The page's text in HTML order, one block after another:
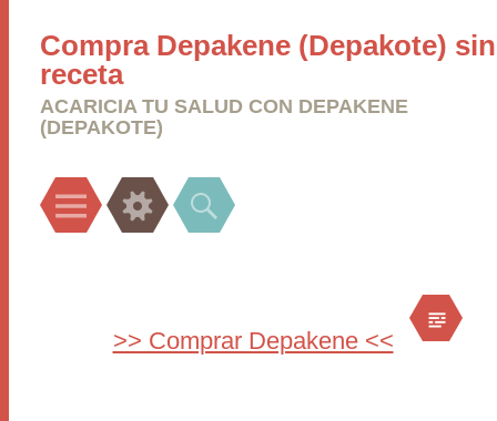
Compra Depakene (Depakote) sin
receta
ACARICIA TU SALUD CON DEPAKENE
(DEPAKOTE)
Menu Widgets Search
>> Comprar Depakene <<